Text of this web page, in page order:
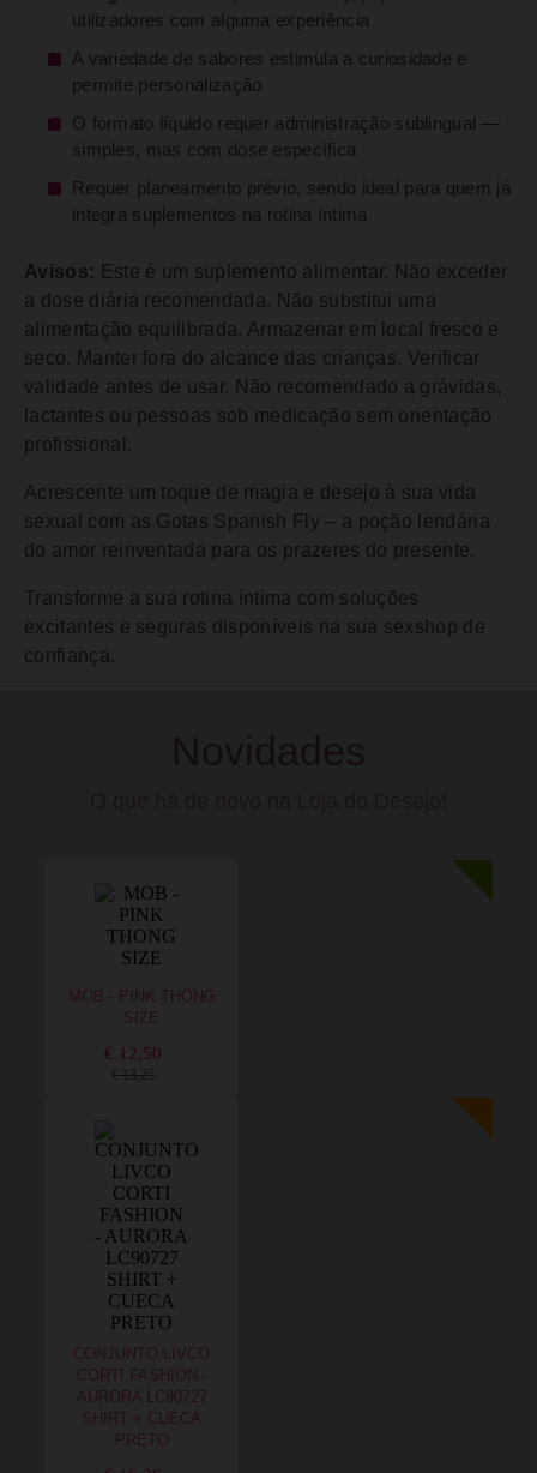
utilizadores com alguma experiência
A variedade de sabores estimula a curiosidade e
permite personalização
O formato líquido requer administração sublingual —
simples, mas com dose específica
Requer planeamento prévio, sendo ideal para quem já
integra suplementos na rotina íntima
Avisos: Este é um suplemento alimentar. Não exceder
a dose diária recomendada. Não substitui uma
alimentação equilibrada. Armazenar em local fresco e
seco. Manter fora do alcance das crianças. Verificar
validade antes de usar. Não recomendado a grávidas,
lactantes ou pessoas sob medicação sem orientação
profissional.
Acrescente um toque de magia e desejo à sua vida
sexual com as Gotas Spanish Fly – a poção lendária
do amor reinventada para os prazeres do presente.
Transforme a sua rotina íntima com soluções
excitantes e seguras disponíveis na sua sexshop de
confiança.
MOB - PINK THONG
SIZE
€ 12,50
€ 13,25
CONJUNTO LIVCO
CORTI FASHION -
AURORA LC90727
SHIRT + CUECA
PRETO